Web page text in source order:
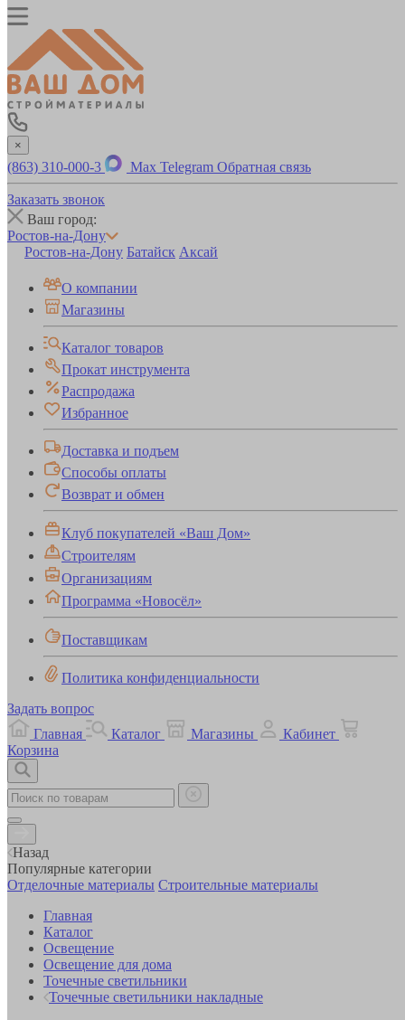
×
(863) 310-000-3 Max Telegram Обратная связь
Заказать звонок
Ваш город:
Ростов-на-Дону
Ростов-на-Дону Батайск Аксай
О компании
Магазины
Каталог товаров
Прокат инструмента
Распродажа
Избранное
Доставка и подъем
Способы оплаты
Возврат и обмен
Клуб покупателей «Ваш Дом»
Строителям
Организациям
Программа «Новосёл»
Поставщикам
Политика конфиденциальности
Задать вопрос
Главная
Каталог Магазины
Кабинет
Корзина
Назад
Популярные категории
Отделочные материалы Строительные материалы
Главная
Каталог
Освещение
Освещение для дома
Точечные светильники
Точечные светильники накладные